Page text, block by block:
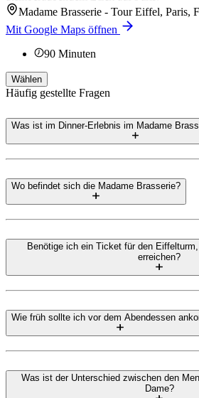
Madame Brasserie - Tour Eiffel, Paris,
Mit Google Maps öffnen
90 Minuten
Wählen
Häufig gestellte Fragen
Was ist im Dinner-Erlebnis im Madame
Wo befindet sich die Madame Brasserie?
Benötige ich ein Ticket für den
erreichen?
Wie früh sollte ich vor dem Abendessen
Was ist der Unterschied zwischen den
Dame?